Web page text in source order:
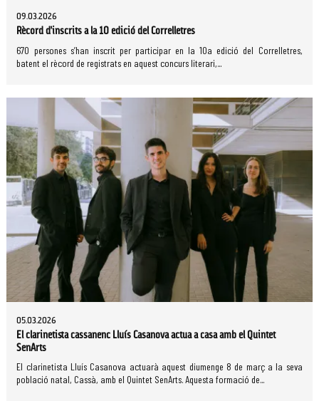
09.03.2026
Rècord d’inscrits a la 10 edició del Correlletres
670 persones s’han inscrit per participar en la 10a edició del Correlletres,
batent el rècord de registrats en aquest concurs literari,...
05.03.2026
El clarinetista cassanenc Lluís Casanova actua a casa amb el Quintet
SenArts
El clarinetista Lluís Casanova actuarà aquest diumenge 8 de març a la seva
població natal, Cassà, amb el Quintet SenArts. Aquesta formació de...